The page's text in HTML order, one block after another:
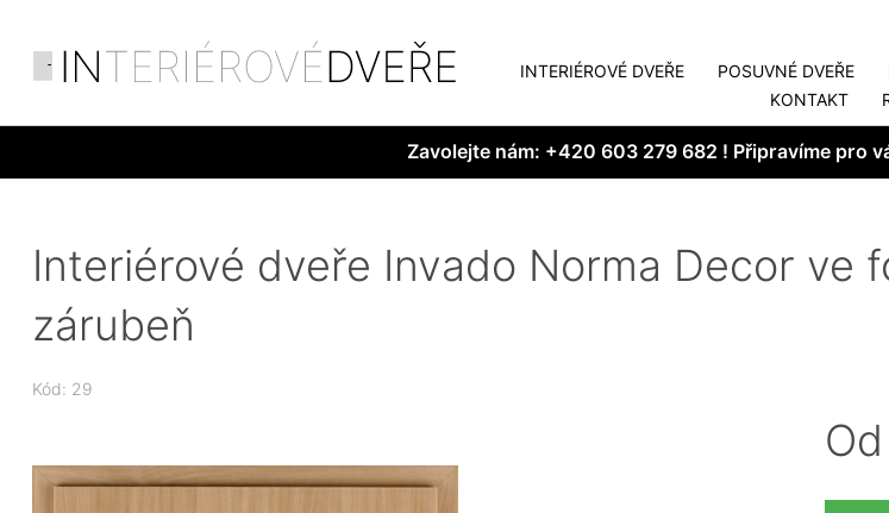
INTERIÉROVÉ DVEŘE POSUVNÉ DVEŘE
KONTAKT
Zavolejte nám: +420 603 279 682 ! Připravíme pro
Interiérové dveře Invado Norma Decor ve
zárubeň
Kód: 29